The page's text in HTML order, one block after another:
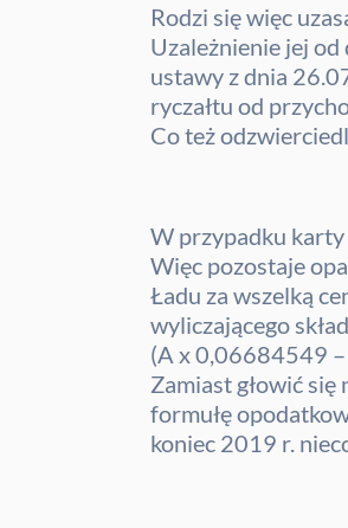
Rodzi się więc
Uzależnienie jej
ustawy z dnia
ryczałtu od
Co też
W przypadku karty
Więc pozostaje
Ładu za wszelką
wyliczającego
(A x 0,06684549 –
Zamiast głowić się
formułę
koniec 2019 r.